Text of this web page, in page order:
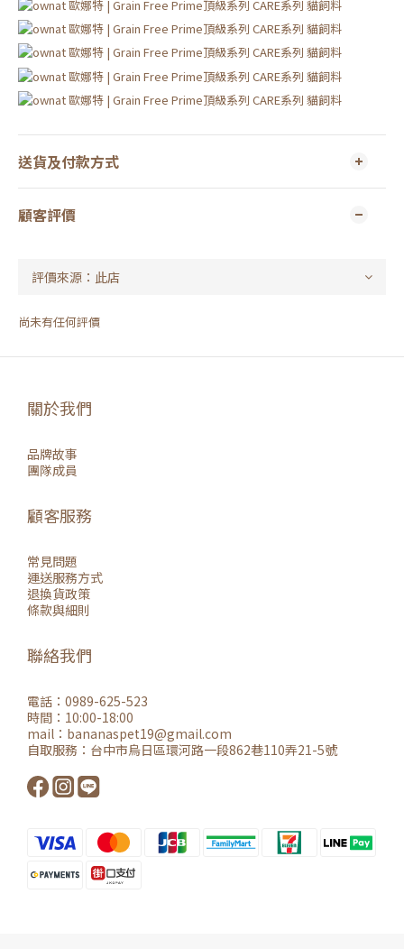
送貨及付款方式
顧客評價
尚未有任何評價
關於我們
品牌故事
團隊成員
顧客服務
常見問題
運送服務方式
退換貨政策
條款與細則
聯絡我們
電話：0989-625-523
時間：10:00-18:00
mail： bananaspet19@gmail.com
自取服務： 台中市烏日區環河路一段862巷110弄21-5號